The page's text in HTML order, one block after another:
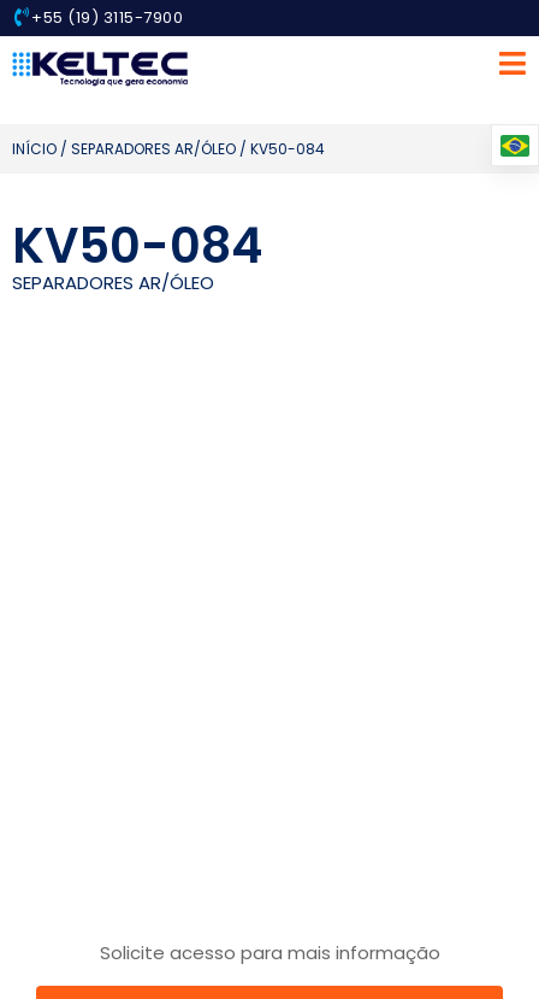
+55 (19) 3115-7900
INÍCIO / SEPARADORES AR/ÓLEO / KV50-084
KV50-084
SEPARADORES AR/ÓLEO
Solicite acesso para mais informação